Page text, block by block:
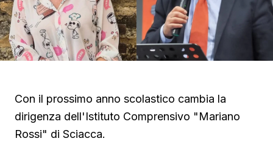
Con il prossimo anno scolastico cambia la
dirigenza dell'Istituto Comprensivo "Mariano
Rossi" di Sciacca.